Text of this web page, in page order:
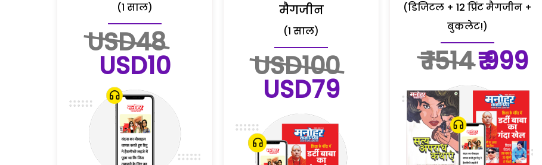
(1 साल)
USD48
USD10
मैगजीन
(1 साल)
USD100
USD79
(डिजिटल + 12 प्रिंट मैगजीन +
बुकलेट!)
₹ 1514₹ 999